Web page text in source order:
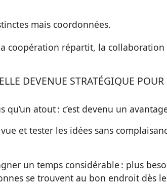
mais coordonnées.
coopération répartit, la collaboration
DEVENUE STRATÉGIQUE
atout : c’est devenu un
et tester les idées sans
un temps considérable : plus
se trouvent au bon endroit dès